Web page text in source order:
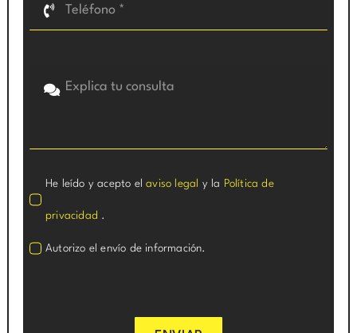
He leído y acepto elaviso legal y la Política de
privacidad .
Autorizo el envío de información.